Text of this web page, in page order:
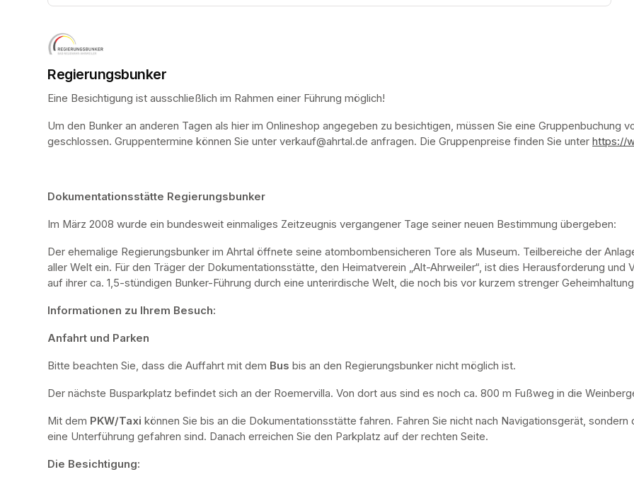
Regierungsbunker
Eine Besichtigung ist ausschließlich im Rahmen einer Führung möglich!
Um den Bunker an anderen Tagen als hier im Onlineshop angegeben zu besichtigen, müssen Sie eine Gruppenbuchung
geschlossen. Gruppentermine können Sie unter verkauf@ahrtal.de anfragen. Die Gruppenpreise finden Sie unter https://
Dokumentationsstätte Regierungsbunker
Im März 2008 wurde ein bundesweit einmaliges Zeitzeugnis vergangener Tage seiner neuen Bestimmung übergeben:
Der ehemalige Regierungsbunker im Ahrtal öffnete seine atombombensicheren Tore als Museum. Teilbereiche der
aller Welt ein. Für den Träger der Dokumentationsstätte, den Heimatverein „Alt-Ahrweiler“, ist dies Herausforderung
auf ihrer ca. 1,5-stündigen Bunker-Führung durch eine unterirdische Welt, die noch bis vor kurzem strenger
Informationen zu Ihrem Besuch:
Anfahrt und Parken
Bitte beachten Sie, dass die Auffahrt mit dem Bus bis an den Regierungsbunker nicht möglich ist.
Der nächste Busparkplatz befindet sich an der Roemervilla. Von dort aus sind es noch ca. 800 m Fußweg in die
Mit dem PKW/Taxi können Sie bis an die Dokumentationsstätte fahren. Fahren Sie nicht nach Navigationsgerät,
eine Unterführung gefahren sind. Danach erreichen Sie den Parkplatz auf der rechten Seite.
Die Besichtigung: